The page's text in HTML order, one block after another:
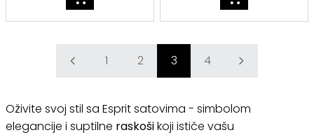
1 2 3 4
Oživite svoj stil sa Esprit satovima - simbolom
elegancije i suptilne raskošikoji ističe vašu